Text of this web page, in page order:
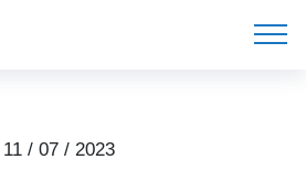
11 / 07 / 2023